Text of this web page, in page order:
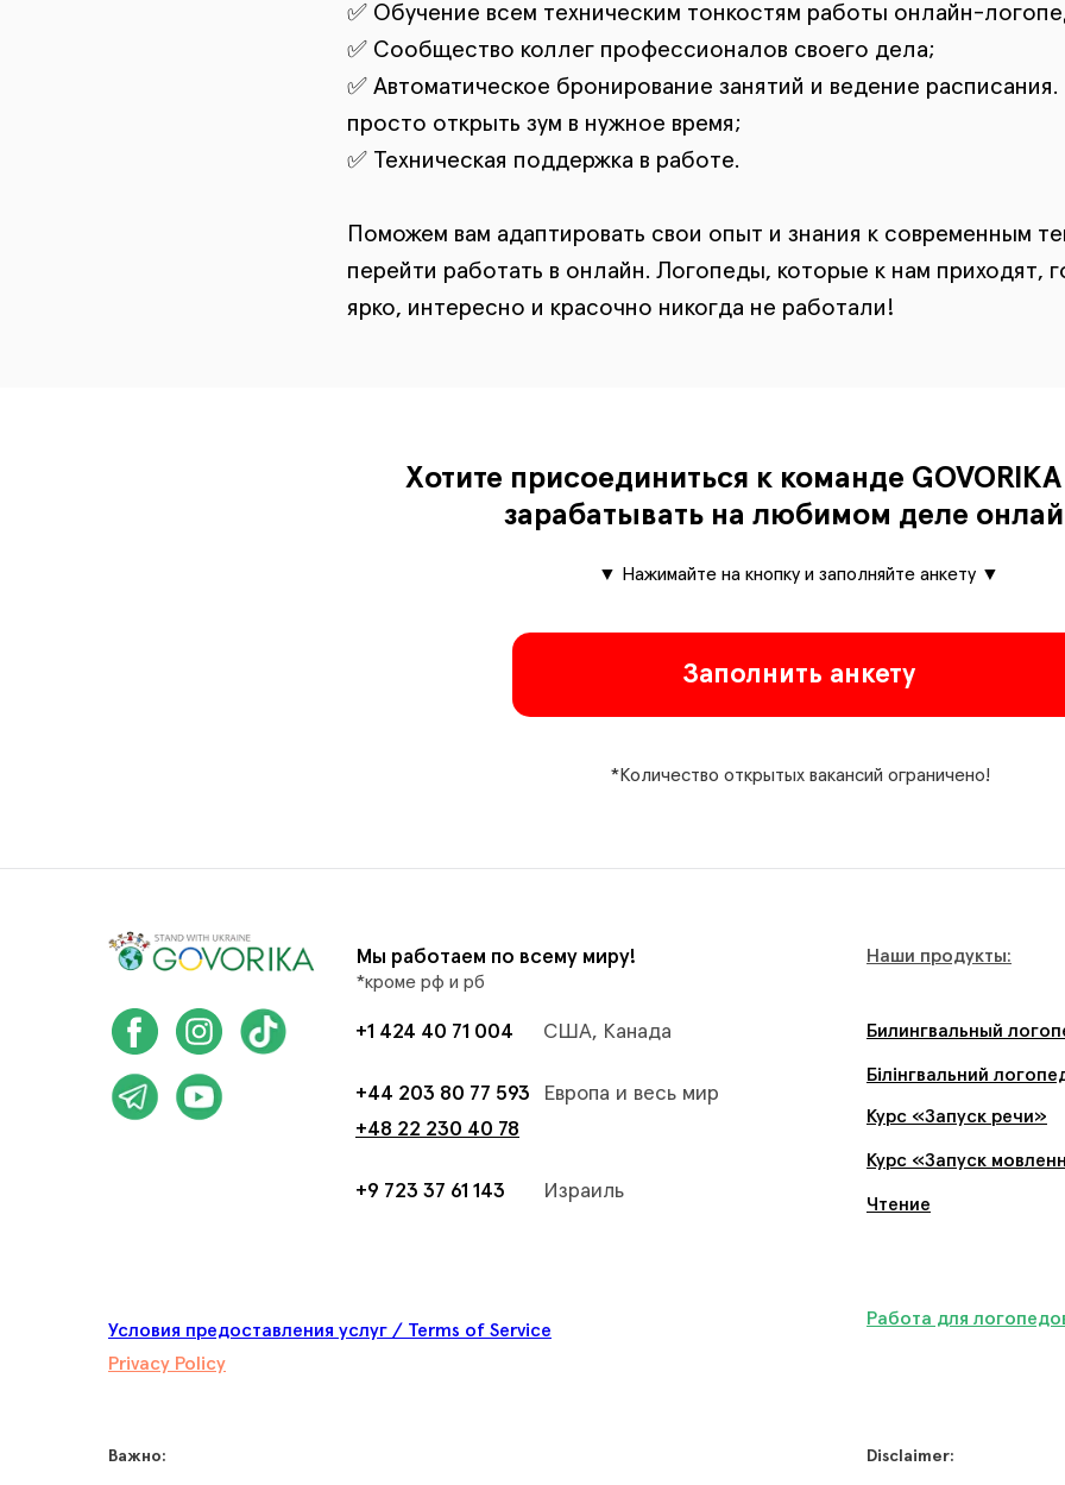
✅ Обучение всем техническим тонкостям работы онлайн-
✅ Сообщество коллег профессионалов своего дела;
✅ Автоматическое бронирование занятий и ведение
просто открыть зум в нужное время;
✅ Техническая поддержка в работе.
Поможем вам адаптировать свои опыт и знания к современным
перейти работать в онлайн. Логопеды, которые к нам приходят,
ярко, интересно и красочно никогда не работали!
Хотите присоединиться к команде
зарабатывать на любимом деле
▼ Нажимайте на кнопку и заполняйте анкету ▼
Заполнить анкету
*Количество открытых вакансий ограничено!
Наши продукты:
Билингвальный
Білінгвальний
Курс «Запуск речи»
+1 424 40 71 004 США, Канада
+44 203 80 77 593
+48 22 230 40 78
+9 723 37 61 143
Европа и весь мир
Израиль
Мы работаем по всему миру!
Условия предоставления услуг / Terms of Service
Privacy Policy
*кроме рф и рб
Курс «Запуск
Чтение
Работа для
Важно: Disclaimer: